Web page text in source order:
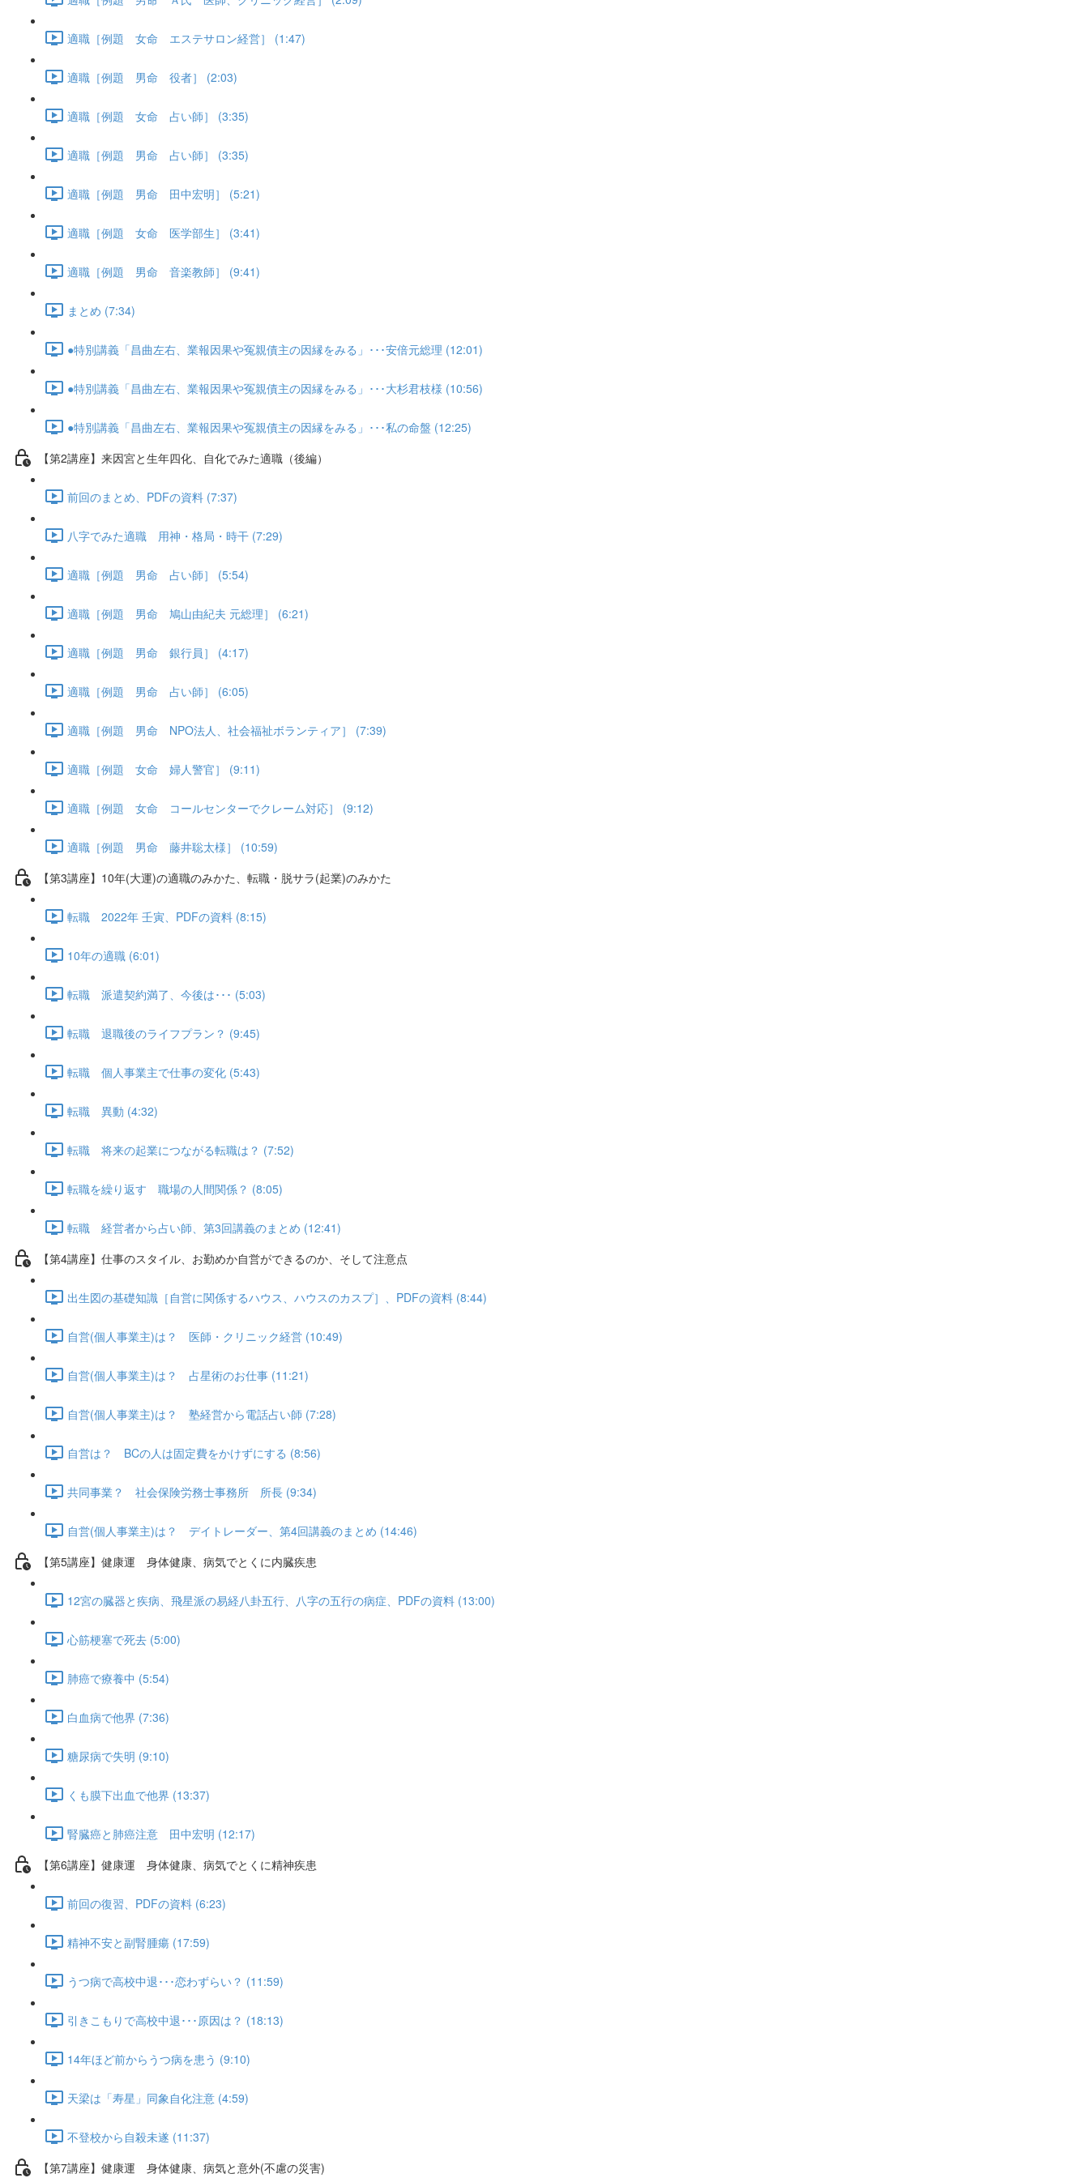
適職［例題 女命 エステサロン経営］ (1:47)
適職［例題 男命 役者］ (2:03)
適職［例題 女命 占い師］ (3:35)
適職［例題 男命 占い師］ (3:35)
適職［例題 男命 田中宏明］ (5:21)
適職［例題 女命 医学部生］ (3:41)
適職［例題 男命 音楽教師］ (9:41)
まとめ (7:34)
●特別講義「昌曲左右、業報因果や冤親債主の因縁をみる」･･･安倍元総理 (12:01)
●特別講義「昌曲左右、業報因果や冤親債主の因縁をみる」･･･大杉君枝様 (10:56)
●特別講義「昌曲左右、業報因果や冤親債主の因縁をみる」･･･私の命盤 (12:25)
【第2講座】来因宮と生年四化、自化でみた適職（後編）
前回のまとめ、PDFの資料 (7:37)
八字でみた適職 用神・格局・時干 (7:29)
適職［例題 男命 占い師］ (5:54)
適職［例題 男命 鳩山由紀夫 元総理］ (6:21)
適職［例題 男命 銀行員］ (4:17)
適職［例題 男命 占い師］ (6:05)
適職［例題 男命 NPO法人、社会福祉ボランティア］ (7:39)
適職［例題 女命 婦人警官］ (9:11)
適職［例題 女命 コールセンターでクレーム対応］ (9:12)
適職［例題 男命 藤井聡太様］ (10:59)
【第3講座】10年(大運)の適職のみかた、転職・脱サラ(起業)のみかた
転職 2022年 壬寅、PDFの資料 (8:15)
10年の適職 (6:01)
転職 派遣契約満了、今後は･･･ (5:03)
転職 退職後のライフプラン？ (9:45)
転職 個人事業主で仕事の変化 (5:43)
転職 異動 (4:32)
転職 将来の起業につながる転職は？ (7:52)
転職を繰り返す 職場の人間関係？ (8:05)
転職 経営者から占い師、第3回講義のまとめ (12:41)
【第4講座】仕事のスタイル、お勤めか自営ができるのか、そして注意点
出生図の基礎知識［自営に関係するハウス、ハウスのカスプ］、PDFの資料 (8:44)
自営(個人事業主)は？ 医師・クリニック経営 (10:49)
自営(個人事業主)は？ 占星術のお仕事 (11:21)
自営(個人事業主)は？ 塾経営から電話占い師 (7:28)
自営は？ BCの人は固定費をかけずにする (8:56)
共同事業？ 社会保険労務士事務所 所長 (9:34)
自営(個人事業主)は？ デイトレーダー、第4回講義のまとめ (14:46)
【第5講座】健康運 身体健康、病気でとくに内臓疾患
12宮の臓器と疾病、飛星派の易経八卦五行、八字の五行の病症、PDFの資料 (13:00)
心筋梗塞で死去 (5:00)
肺癌で療養中 (5:54)
白血病で他界 (7:36)
糖尿病で失明 (9:10)
くも膜下出血で他界 (13:37)
腎臓癌と肺癌注意 田中宏明 (12:17)
【第6講座】健康運 身体健康、病気でとくに精神疾患
前回の復習、PDFの資料 (6:23)
精神不安と副腎腫瘍 (17:59)
うつ病で高校中退･･･恋わずらい？ (11:59)
引きこもりで高校中退･･･原因は？ (18:13)
14年ほど前からうつ病を患う (9:10)
天梁は「寿星」同象自化注意 (4:59)
不登校から自殺未遂 (11:37)
【第7講座】健康運 身体健康、病気と意外(不慮の災害)